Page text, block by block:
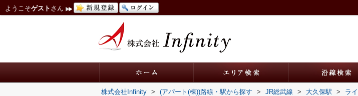
ようこそゲスト さん
株式会社Infinity > (アパート(棟))路線・駅から探す > JR総武線 > 大久保駅 > ラ